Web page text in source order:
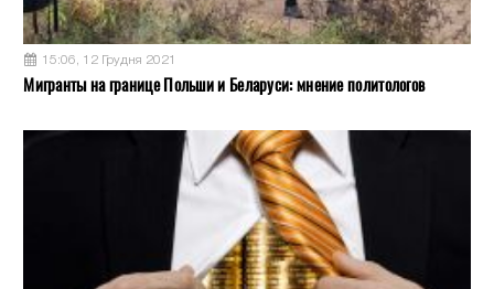
15:06, 12 Грудня 2021
Мигранты на границе Польши и Беларуси: мнение политологов